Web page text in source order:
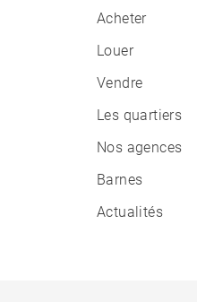
Acheter
Louer
Vendre
Les quartiers
Nos agences
Barnes
Actualités